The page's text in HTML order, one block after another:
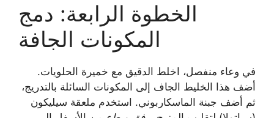
الخطوة الرابعة: دمج
المكونات الجافة
في وعاء منفصل، اخلط الدقيق مع خميرة الحلويات.
أضف هذا الخليط الجاف إلى المكونات السائلة بالتدريج،
ثم أضف جبنة الماسكاربوني. استخدم ملعقة سيليكون